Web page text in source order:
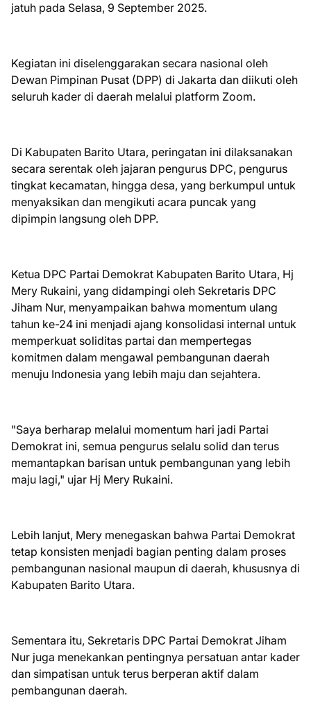
jatuh pada Selasa, 9 September 2025.
Kegiatan ini diselenggarakan secara nasional oleh
Dewan Pimpinan Pusat (DPP) di Jakarta dan diikuti oleh
seluruh kader di daerah melalui platform Zoom.
Di Kabupaten Barito Utara, peringatan ini dilaksanakan
secara serentak oleh jajaran pengurus DPC, pengurus
tingkat kecamatan, hingga desa, yang berkumpul untuk
menyaksikan dan mengikuti acara puncak yang
dipimpin langsung oleh DPP.
Ketua DPC Partai Demokrat Kabupaten Barito Utara, Hj
Mery Rukaini, yang didampingi oleh Sekretaris DPC
Jiham Nur, menyampaikan bahwa momentum ulang
tahun ke-24 ini menjadi ajang konsolidasi internal untuk
memperkuat soliditas partai dan mempertegas
komitmen dalam mengawal pembangunan daerah
menuju Indonesia yang lebih maju dan sejahtera.
"Saya berharap melalui momentum hari jadi Partai
Demokrat ini, semua pengurus selalu solid dan terus
memantapkan barisan untuk pembangunan yang lebih
maju lagi," ujar Hj Mery Rukaini.
Lebih lanjut, Mery menegaskan bahwa Partai Demokrat
tetap konsisten menjadi bagian penting dalam proses
pembangunan nasional maupun di daerah, khususnya di
Kabupaten Barito Utara.
Sementara itu, Sekretaris DPC Partai Demokrat Jiham
Nur juga menekankan pentingnya persatuan antar kader
dan simpatisan untuk terus berperan aktif dalam
pembangunan daerah.